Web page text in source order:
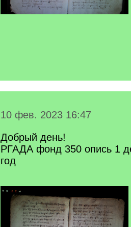
10 фев. 2023 16:47
Добрый день!
РГАДА фонд 350 опись 1
год